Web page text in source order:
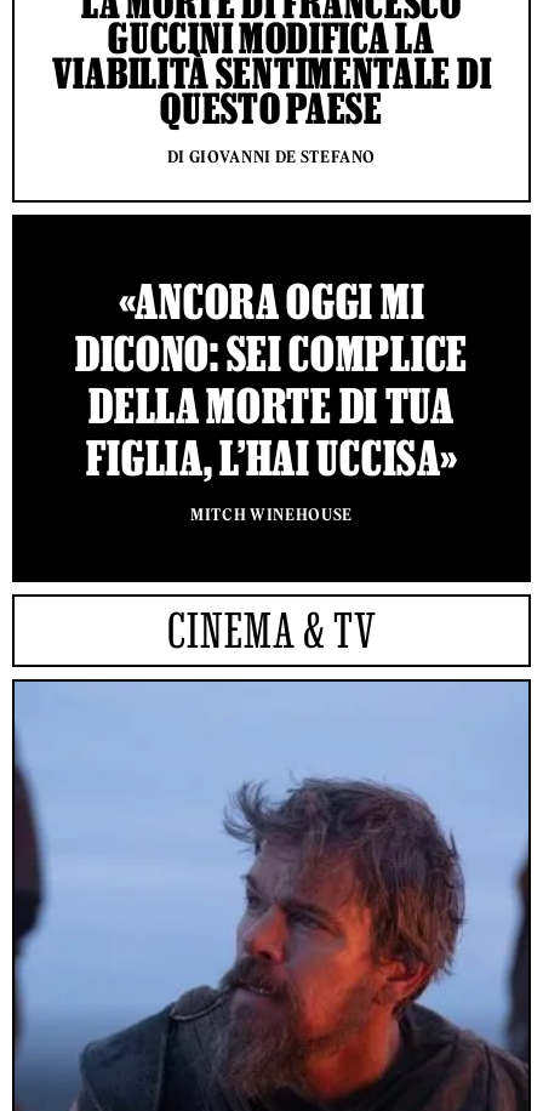
GUCCINI MODIFICA LA
VIABILITÀ SENTIMENTALE DI
QUESTO PAESE
DI GIOVANNI DE STEFANO
«ANCORA OGGI MI
DICONO: SEI COMPLICE
DELLA MORTE DI TUA
FIGLIA, L’HAI UCCISA»
MITCH WINEHOUSE
CINEMA & TV